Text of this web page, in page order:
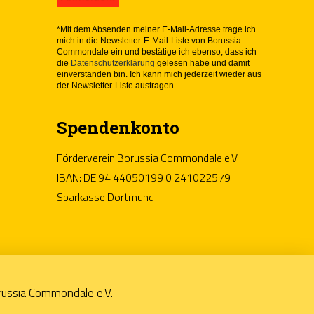
*Mit dem Absenden meiner E-Mail-Adresse trage ich
mich in die Newsletter-E-Mail-Liste von Borussia
Commondale ein und bestätige ich ebenso, dass ich
die Datenschutzerklärung gelesen habe und damit
einverstanden bin. Ich kann mich jederzeit wieder aus
der Newsletter-Liste austragen.
Spendenkonto
Förderverein Borussia Commondale e.V.
IBAN: DE 94 44050199 0 241022579
Sparkasse Dortmund
Commondale e.V.